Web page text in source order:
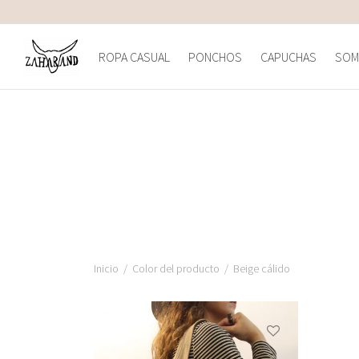
ROPA CASUAL PONCHOS CAPUCHAS
Inicio / Color del producto / Beige cálido